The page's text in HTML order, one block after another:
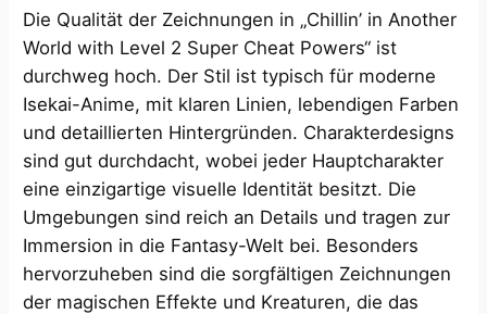
Die Qualität der Zeichnungen in „Chillin’ in Another
World with Level 2 Super Cheat Powers“ ist
durchweg hoch. Der Stil ist typisch für moderne
Isekai-Anime, mit klaren Linien, lebendigen Farben
und detaillierten Hintergründen. Charakterdesigns
sind gut durchdacht, wobei jeder Hauptcharakter
eine einzigartige visuelle Identität besitzt. Die
Umgebungen sind reich an Details und tragen zur
Immersion in die Fantasy-Welt bei. Besonders
hervorzuheben sind die sorgfältigen Zeichnungen
der magischen Effekte und Kreaturen, die das